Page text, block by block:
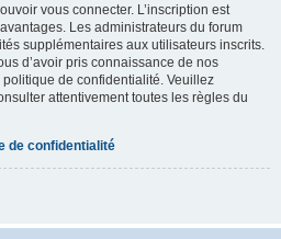
vous connecter. L’inscription est
Les administrateurs du forum
supplémentaires aux utilisateurs inscrits.
d’avoir pris connaissance de nos
de confidentialité. Veuillez
attentivement toutes les règles du
de confidentialité